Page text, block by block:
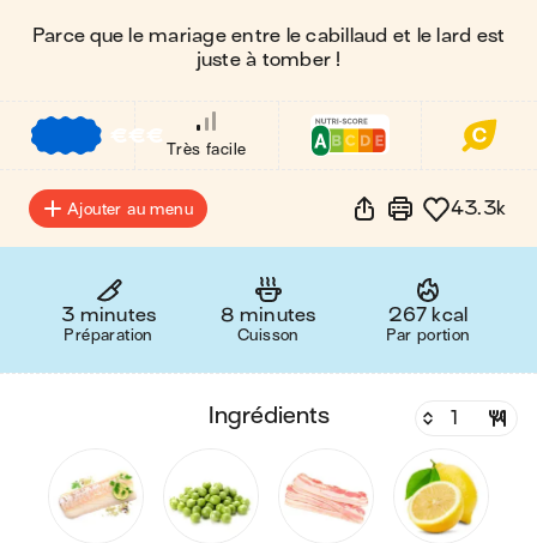
Parce que le mariage entre le cabillaud et le lard est
juste à tomber !
€€€
Très facile
Ajouter au menu 43.3k
3 minutes
Préparation
8 minutes
Cuisson
267 kcal
Par portion
ingrédients